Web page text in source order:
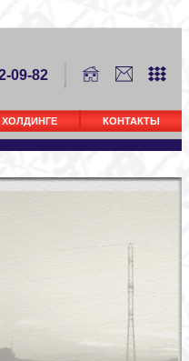
09-82
КОНТАКТЫ